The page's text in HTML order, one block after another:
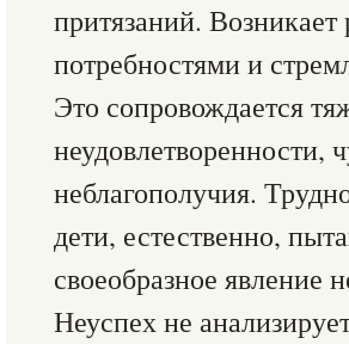
притязаний.
потребностями и
Это сопровождается
неудовлетворенности,
неблагополучия.
дети, естественно,
своеобразное явление
Неуспех не